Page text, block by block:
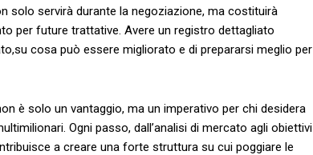
solo⁢ servirà durante la negoziazione, ma costituirà
per ⁢future⁣ trattative. ‍Avere un ‍registro dettagliato
cosa⁤ può essere‍ migliorato ‍e⁢ di prepararsi‍ meglio per⁣
è solo un vantaggio, ‌ma un⁣ imperativo per chi desidera⁤
Ogni passo, dall’analisi ⁤di mercato agli obiettivi
a creare‌ una forte struttura su cui poggiare le